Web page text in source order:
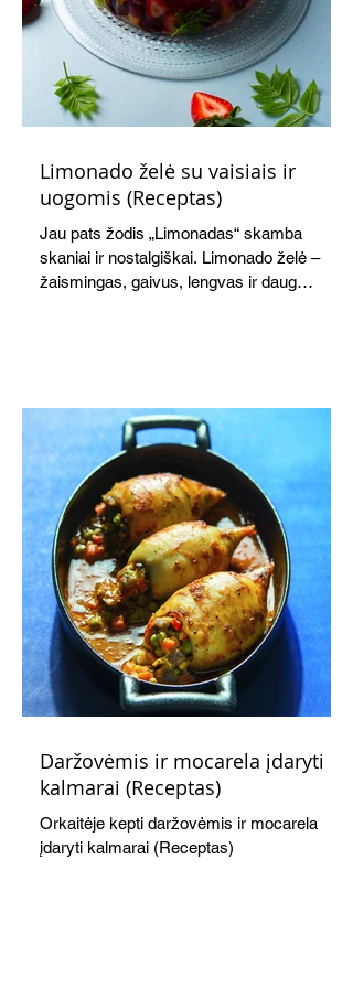
Limonado želė su vaisiais ir
uogomis (Receptas)
Jau pats žodis „Limonadas“ skamba
skaniai ir nostalgiškai. Limonado želė –
žaismingas, gaivus, lengvas ir daug
Daržovėmis ir mocarela įdaryti
kalmarai (Receptas)
Orkaitėje kepti daržovėmis ir mocarela
įdaryti kalmarai (Receptas)